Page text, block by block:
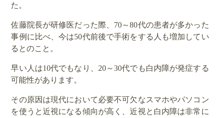
た。
佐藤院長が研修医だった際、70～80代の患者が多かった
事例に比べ、今は50代前後で手術をする人も増加してい
るとのこと。
早い人は10代でもなり、20～30代でも白内障が発症する
可能性があります。
その原因は現代において必要不可欠なスマホやパソコン
を使うと近視になる傾向が高く、近視と白内障は非常に